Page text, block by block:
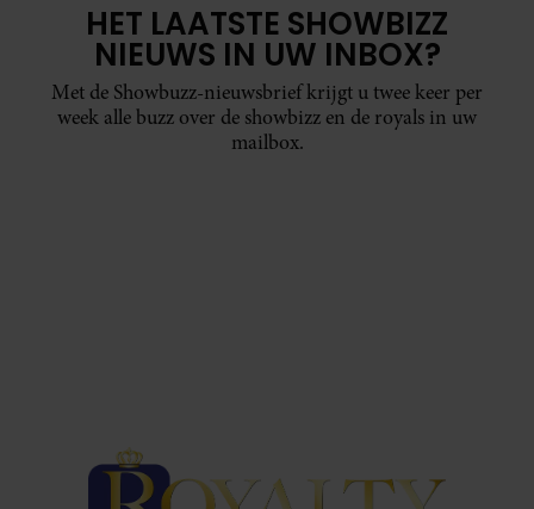
HET LAATSTE SHOWBIZZ
NIEUWS IN UW INBOX?
Met de Showbuzz-nieuwsbrief krijgt u twee keer per
week alle buzz over de showbizz en de royals in uw
mailbox.